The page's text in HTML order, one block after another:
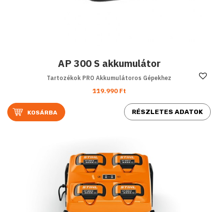
AP 300 S akkumulátor
Tartozékok PRO Akkumulátoros Gépekhez
119.990 Ft
RÉSZLETES ADATOK